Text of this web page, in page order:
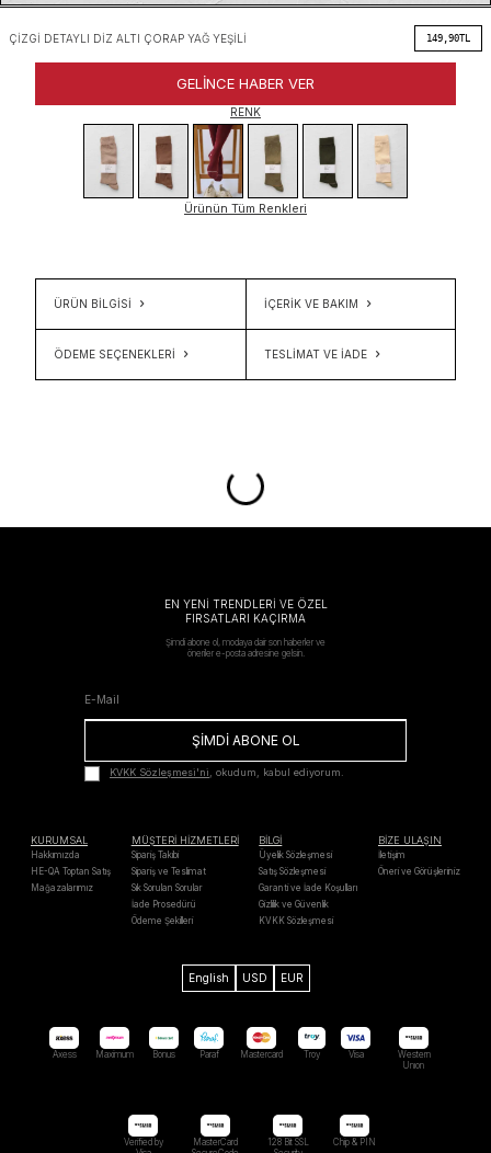
ÇIZGI DETAYLI DIZ ALTI ÇORAP YAĞ YEŞILI 149,90TL
GELINCE HABER VER
RENK
Ürünün Tüm Renkleri
ÜRÜN BİLGİSİ İÇERIK VE BAKIM
ÖDEME SEÇENEKLERI TESLIMAT VE İADE
EN YENİ TRENDLERİ VE ÖZEL
FIRSATLARI KAÇIRMA
Şimdi abone ol, modaya dair son haberler ve
öneriler e-posta adresine gelsin.
ŞİMDİ ABONE OL
KVKK Sözleşmesi'ni, okudum, kabul ediyorum.
KURUMSAL
Hakkımızda
HE-QA Toptan Satış
Mağazalarımız
MÜŞTERİ HİZMETLERİ
Sipariş Takibi
Sipariş ve Teslimat
Sık Sorulan Sorular
İade Prosedürü
Ödeme Şekilleri
BİLGİ
Üyelik Sözleşmesi
Satış Sözleşmesi
Garanti ve İade Koşulları
Gizlilik ve Güvenlik
KVKK Sözleşmesi
BİZE ULAŞIN
İletişim
Öneri ve Görüşleriniz
English USD EUR
Axess Maximum Bonus Paraf Mastercard Troy Visa
Western
Unıon
Verified by
MasterCard
128 Bit SSL
Chip & PIN